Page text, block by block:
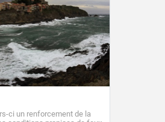
ci un renforcement de la